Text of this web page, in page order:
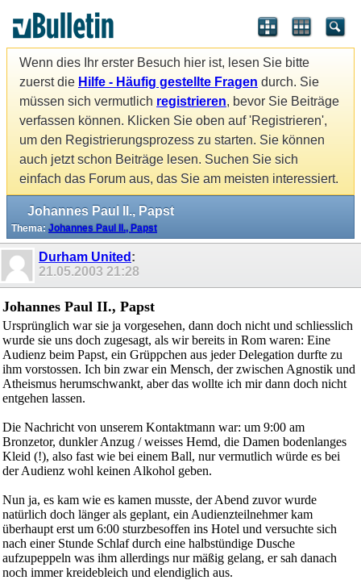
Wenn dies Ihr erster Besuch hier ist, lesen Sie bitte
zuerst die Hilfe - Häufig gestellte Fragen durch. Sie
müssen sich vermutlich registrieren, bevor Sie Beiträge
verfassen können. Klicken Sie oben auf 'Registrieren',
um den Registrierungsprozess zu starten. Sie können
auch jetzt schon Beiträge lesen. Suchen Sie sich
einfach das Forum aus, das Sie am meisten interessiert.
Johannes Paul II., Papst
Thema: Johannes Paul II., Papst
Durham United :
21.05.2003 21:28
Johannes Paul II., Papst
Ursprünglich war sie ja vorgesehen, dann doch nicht und schliesslich
wurde sie uns doch zugesagt, als wir bereits in Rom waren: Eine
Audienz beim Papst, ein Grüppchen aus jeder Delegation durfte zu
ihm vorstossen. Ich bin zwar ein Mensch, der zwischen Agnostik und
Atheismus herumschwankt, aber das wollte ich mir dann doch nicht
entgehen lassen.
Die Nachricht von unserem Kontaktmann war: um 9:00 am
Bronzetor, dunkler Anzug / weisses Hemd, die Damen bodenlanges
Kleid (!), also fast wie bei einem Ball, nur vermutlich würde es bei
der Audienz wohl keinen Alkohol geben.
Nun ja, es kam wie es kamen musste, der Abend zuvor wurde
natürlich doch länger als geplant, ein Audienzteilnehmer kam
überhaupt erst um 6:00 sturzbesoffen ins Hotel und versuchte sich
nach einer Stunde Schlaf durch eine halbstündige Dusche
aufzupeppeln was ihm allerdings nur mäßig gelang, er sah danach
noch immer kreidebleich und elendiglich aus.